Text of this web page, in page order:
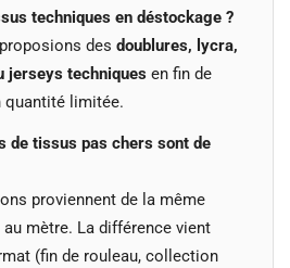
techniques en déstockage ?
des doublures, lycra,
jerseys techniques en fin de
limitée.
de tissus pas chers sont de
proviennent de la même
mètre. La différence vient
(fin de rouleau, collection